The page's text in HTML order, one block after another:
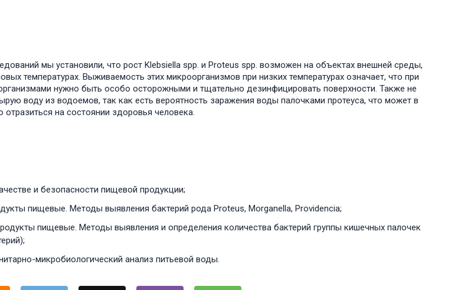
мы установили, что рост Klebsiella spp. и Proteus spp. возможен на объектах внешней среды,
температурах. Выживаемость этих микроорганизмов при низких температурах означает, что при
нужно быть особо осторожными и тщательно дезинфицировать поверхности. Также не
воду из водоемов, так как есть вероятность заражения воды палочками протеуса, что может в
отразиться на состоянии здоровья человека.
и безопасности пищевой продукции;
пищевые. Методы выявления бактерий рода Proteus, Morganella, Providencia;
пищевые. Методы выявления и определения количества бактерий группы кишечных палочек
микробиологический анализ питьевой воды.